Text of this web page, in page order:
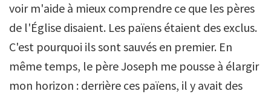
voir m'aide à mieux comprendre ce que les pères
de l'Église disaient. Les païens étaient des exclus.
C'est pourquoi ils sont sauvés en premier. En
même temps, le père Joseph me pousse à élargir
mon horizon : derrière ces païens, il y avait des